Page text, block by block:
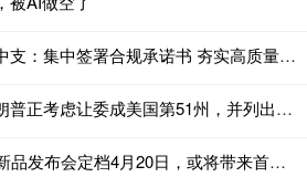
申宝证券 瑞众保险烟台中支：集中签署合规承诺书 夯实高质量发展合规根基
恒正网 不是开玩笑！特朗普正考虑让委成美国第51州，并列出 5 国吞并名单
开源策略 华为Pura系列新品发布会定档4月20日，或将带来首款大阔折